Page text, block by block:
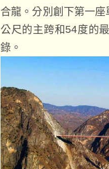
合龍。分別創下第一
公尺的主跨和54度的
錄。